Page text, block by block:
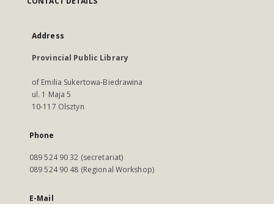
Address
Provincial Public Library
of Emilia Sukertowa-Biedrawina
ul. 1 Maja 5
10-117 Olsztyn
Phone
089 524 90 32 (secretariat)
089 524 90 48 (Regional Workshop)
E-Mail